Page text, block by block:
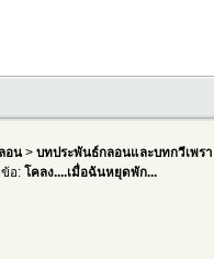
อน> บทประพันธ์กลอนและบทกวีเพรา
อ: โคลง....เมื่อฉันหยุดพัก...